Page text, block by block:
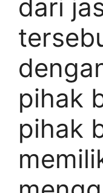
dari
pihak
pihak